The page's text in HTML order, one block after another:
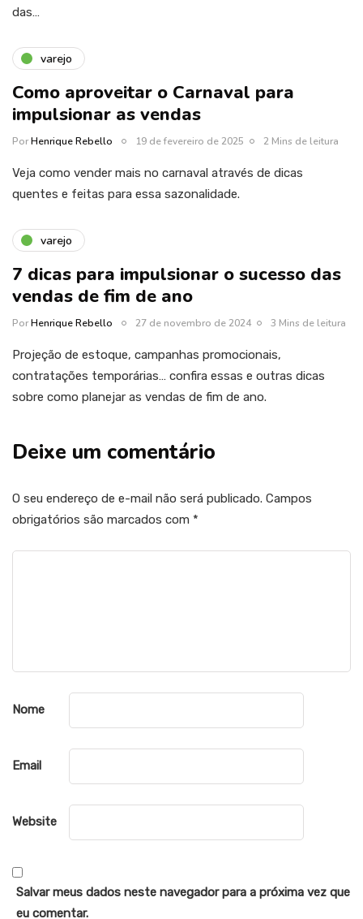
das…
varejo
Como aproveitar o Carnaval para
impulsionar as vendas
PorHenrique Rebello 19 de fevereiro de 2025 2 Mins de leitura
Veja como vender mais no carnaval através de dicas
quentes e feitas para essa sazonalidade.
varejo
7 dicas para impulsionar o sucesso das
vendas de fim de ano
PorHenrique Rebello 27 de novembro de 2024 3 Mins de leitura
Projeção de estoque, campanhas promocionais,
contratações temporárias… confira essas e outras dicas
sobre como planejar as vendas de fim de ano.
Deixe um comentário
O seu endereço de e-mail não será publicado. Campos
obrigatórios são marcados com *
Nome
Email
Website
Salvar meus dados neste navegador para a próxima vez que
eu comentar.